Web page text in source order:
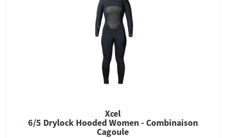
Xcel
6/5 Drylock Hooded Women - Combinaison
Cagoule